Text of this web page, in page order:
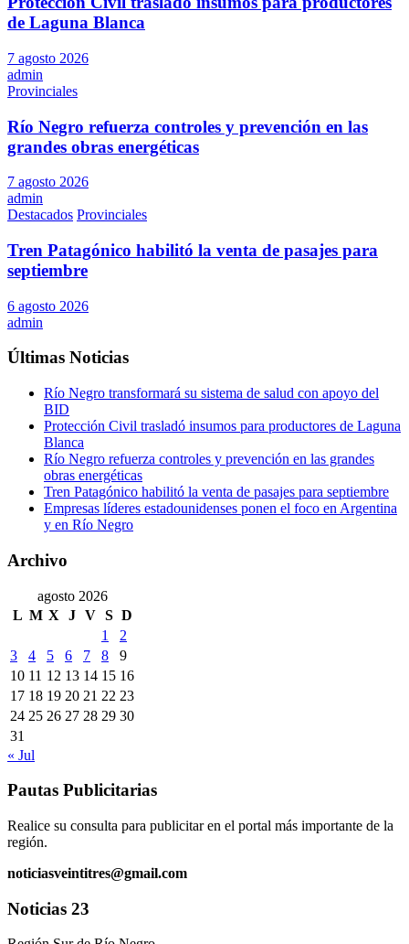
de Laguna Blanca
7 agosto 2026
admin
Provinciales
Río Negro refuerza controles y prevención en las
grandes obras energéticas
7 agosto 2026
admin
Destacados Provinciales
Tren Patagónico habilitó la venta de pasajes para
septiembre
6 agosto 2026
admin
Últimas Noticias
Río Negro transformará su sistema de salud con apoyo del
BID
Protección Civil trasladó insumos para productores de Laguna
Blanca
Río Negro refuerza controles y prevención en las grandes
obras energéticas
Tren Patagónico habilitó la venta de pasajes para septiembre
Empresas líderes estadounidenses ponen el foco en Argentina
y en Río Negro
Archivo
agosto 2026
L M X J V S D
1
2
3
4 5 6 7 8
9
10 11 12 13 14 15 16
17 18 19 20 21 22 23
24 25 26 27 28 29 30
31
« Jul
Pautas Publicitarias
Realice su consulta para publicitar en el portal más importante de la
región.
noticiasveintitres@gmail.com
Noticias 23